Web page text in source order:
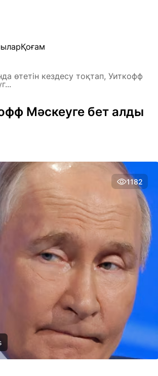
Қоғам
өтетін кездесу тоқтап, Уиткофф
Мәскеуге бет алды
1182